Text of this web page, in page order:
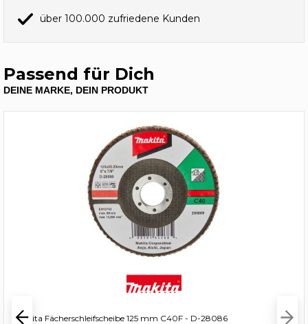
über 100.000 zufriedene Kunden
Passend für Dich
DEINE MARKE, DEIN PRODUKT
Makita Fächerschleifscheibe 125 mm C40F - D-28086